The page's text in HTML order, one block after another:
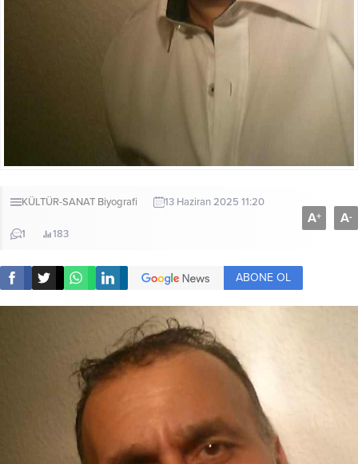
KÜLTÜR-SANAT Biyografi 13 Haziran 2025 11:20
1 183
A+ A-
ABONE OL